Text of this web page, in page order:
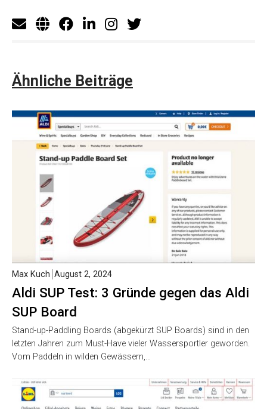
Ähnliche Beiträge
Aldi SUP Test: 3 Gründe gegen das Aldi
SUP Board
Max Kuch August 2, 2024
Stand-up-Paddling Boards (abgekürzt SUP Boards) sind in den
letzten Jahren zum Must-Have vieler Wassersportler geworden.
Vom Paddeln in wilden Gewässern,…